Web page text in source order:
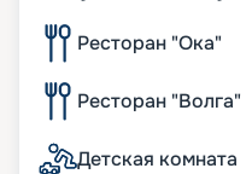
Ресторан "Ока"
Ресторан "Волга"
Детская комната